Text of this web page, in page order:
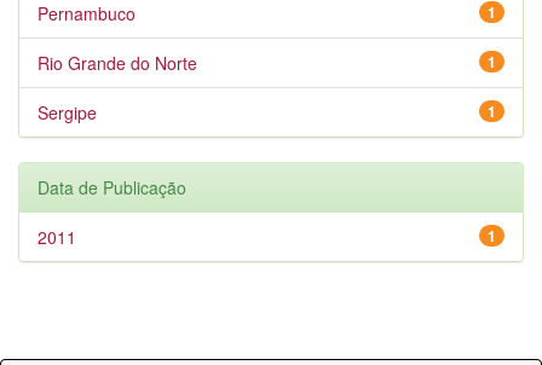
1
Pernambuco
1
Rio Grande do Norte
1
Sergipe
Data de Publicação
1
2011